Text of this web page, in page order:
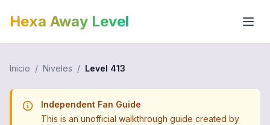
Hexa Away Level
Inicio / Niveles / Level 413
Independent Fan Guide
This is an unofficial walkthrough guide created by